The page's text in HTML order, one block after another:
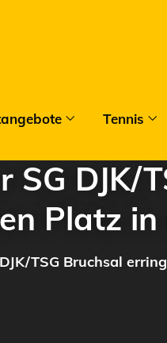
Tennis
DJK/
Platz
TSG Bruchsal